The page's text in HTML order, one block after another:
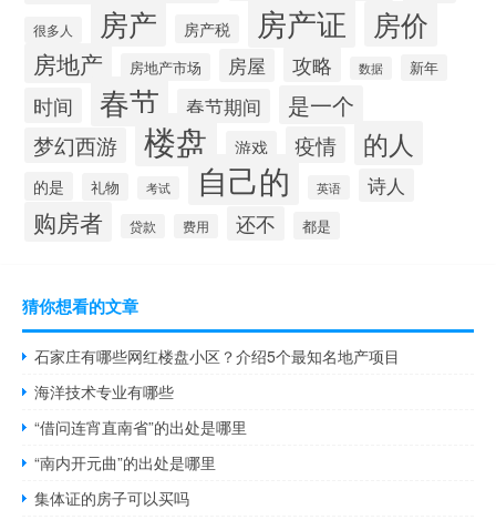
很多人 房产 房产税 房产证 房价
房地产 房地产市场 房屋 攻略 数据 新年
时间 春节 春节期间 是一个
梦幻西游 楼盘 游戏 疫情 的人
的是 礼物 考试 自己的 英语 诗人
购房者 贷款 费用 还不 都是
猜你想看的文章
石家庄有哪些网红楼盘小区？介绍5个最知名地产项目
海洋技术专业有哪些
“借问连宵直南省”的出处是哪里
“南内开元曲”的出处是哪里
集体证的房子可以买吗